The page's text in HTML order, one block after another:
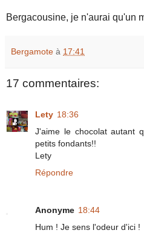
Bergacousine, je n'aurai qu'un
Bergamote à 17:41
17 commentaires:
Lety 18:36
J'aime le chocolat autant
petits fondants!!
Lety
Répondre
Anonyme 18:44
Hum ! Je sens l'odeur d'ici !